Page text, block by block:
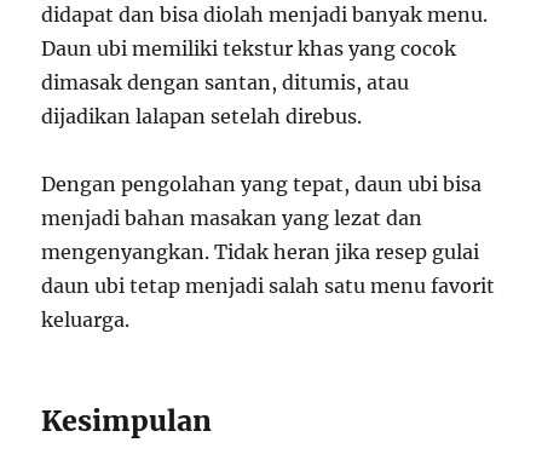
didapat dan bisa diolah menjadi banyak menu.
Daun ubi memiliki tekstur khas yang cocok
dimasak dengan santan, ditumis, atau
dijadikan lalapan setelah direbus.
Dengan pengolahan yang tepat, daun ubi bisa
menjadi bahan masakan yang lezat dan
mengenyangkan. Tidak heran jika resep gulai
daun ubi tetap menjadi salah satu menu favorit
keluarga.
Kesimpulan